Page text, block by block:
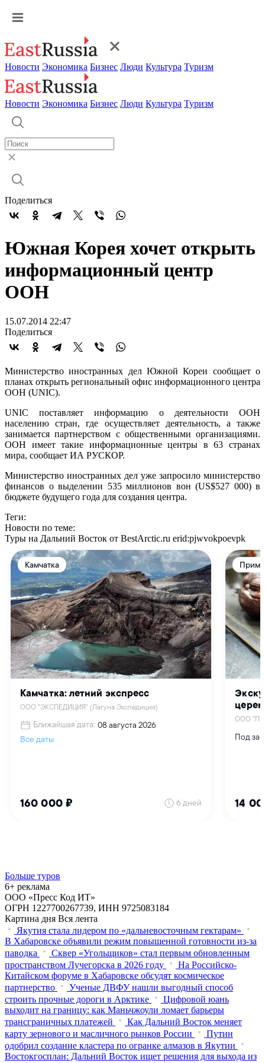
Новости Экономика Бизнес Люди Культура Туризм
Новости Экономика Бизнес Люди Культура Туризм
Поделиться
Южная Корея хочет открыть
информационный центр
ООН
15.07.2014 22:47
Поделиться
Министерство иностранных дел Южной Кореи сообщает о
планах открыть региональный офис информационного центра
ООН (UNIC).
UNIC поставляет информацию о деятельности ООН
населению стран, где осуществляет деятельность, а также
занимается партнерством с общественными организациями.
ООН имеет такие информационные центры в 63 странах
мира, сообщает ИА РУСКОР.
Министерство иностранных дел уже запросило министерство
финансов о выделении 535 миллионов вон (US$527 000) в
бюджете будущего года для создания центра.
Теги:
Новости по теме:
Туры на Дальний Восток от BestArctic.ru erid:pjwvokpoevpk
Больше туров
6+ реклама
ООО «Пресс Код ИТ»
ОГРН 1227700267739, ИНН 9725083184
Картина дня Вся лента
Якутия стала лидером по «дальневосточным гектарам»
В Хабаровске объявили режим повышенной готовности из‑за
паводка
Сквер «Угольщиков» стал первым обновленным
пространством Лучегорска в 2026 году
На Российско-
Китайском форуме в Хабаровске обсудят космическое
партнерство
Ученые ДВФУ нашли выгодный способ
строить прочные дороги в Арктике
Цифровой юань
выходит на границу: как Маньчжоули ломает барьеры
трансграничных платежей
Как Дальний Восток меняет
карту зернового и масличного рынков России
Путин
одобрил создание кластера по огранке алмазов в Якутии
Востокгосплан: Дальний Восток ищет решения для выхода из